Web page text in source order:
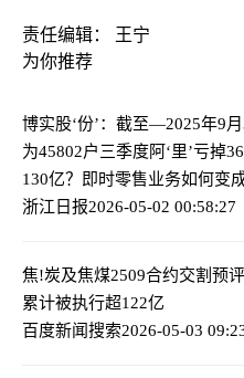
责任编辑： 王宁
为你推荐
博实股‘份’：截至—2025年9
为45802户三季度阿‘里’亏掉
130亿？即时零售业务如何变
浙江日报2026-05-02 00:58:27
焦!炭及焦煤2509合约交割预
累计被执行超122亿
百度新闻搜索2026-05-03